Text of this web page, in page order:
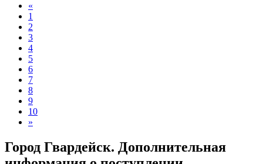
«
1
2
3
4
5
6
7
8
9
10
»
Город Гвардейск. Дополнительная